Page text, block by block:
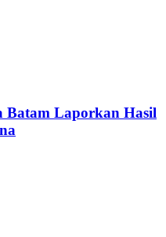
Batam Laporkan Hasil